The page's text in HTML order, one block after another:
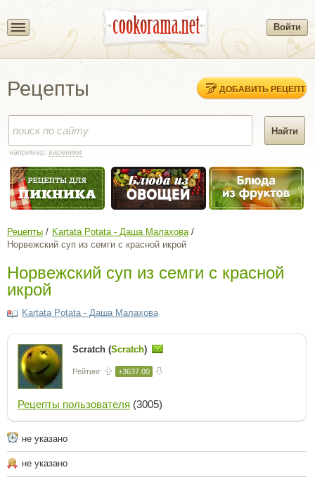
Войти
Рецепты ДОБАВИТЬ РЕЦЕПТ
например: вареники
Рецепты
Kartata Potata - Даша Малахова
Норвежский суп из семги с красной икрой
Норвежский суп из семги с красной
икрой
Kartata Potata - Даша Малахова
Scratch (Scratch)
Рейтинг +3637.00
Рецепты пользователя (3005)
не указано
не указано